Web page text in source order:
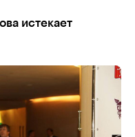
истекает